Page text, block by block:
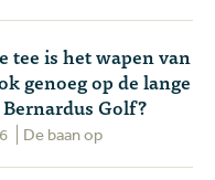
tee is het wapen van
genoeg op de lange
Golf?
De baan op